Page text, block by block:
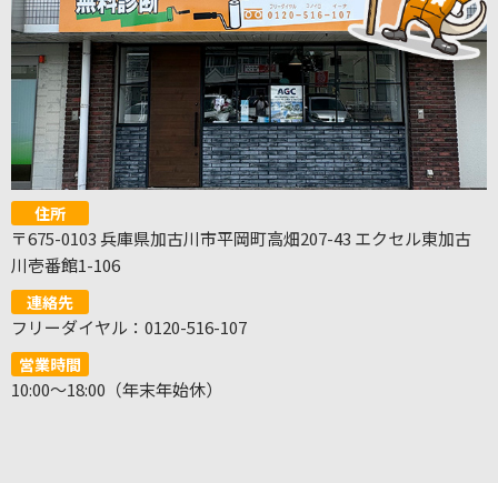
住所
〒675-0103 兵庫県加古川市平岡町高畑207-43 エクセル東加古
川壱番館1-106
連絡先
フリーダイヤル：0120-516-107
営業時間
10:00～18:00（年末年始休）